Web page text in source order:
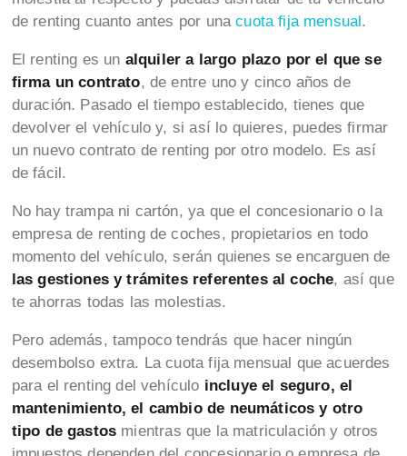
de renting cuanto antes por unacuota fija mensual.
El renting es un alquiler a largo plazo por el que se
firma un contrato, de entre uno y cinco años de
duración. Pasado el tiempo establecido, tienes que
devolver el vehículo y, si así lo quieres, puedes firmar
un nuevo contrato de renting por otro modelo. Es así
de fácil.
No hay trampa ni cartón, ya que el concesionario o la
empresa de renting de coches, propietarios en todo
momento del vehículo, serán quienes se encarguen de
las gestiones y trámites referentes al coche, así que
te ahorras todas las molestias.
Pero además, tampoco tendrás que hacer ningún
desembolso extra. La cuota fija mensual que acuerdes
para el renting del vehículo incluye el seguro, el
mantenimiento, el cambio de neumáticos y otro
tipo de gastos mientras que la matriculación y otros